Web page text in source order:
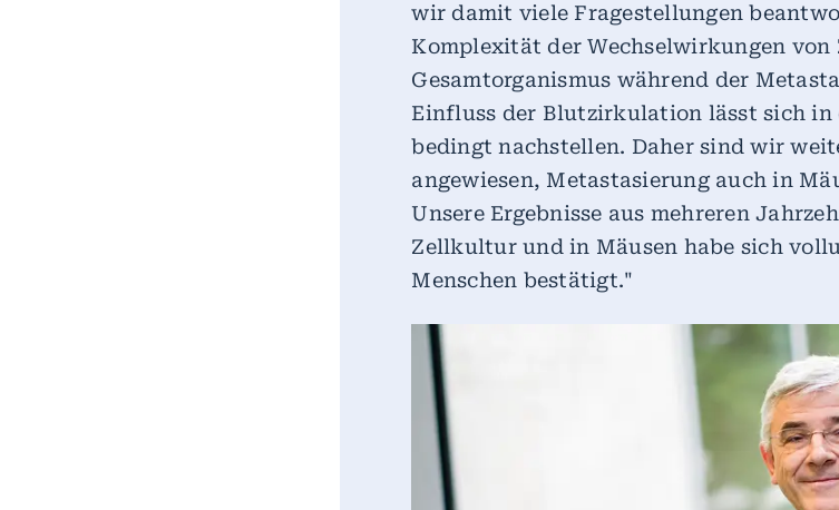
wir damit viele Fragestellungen
Komplexität der Wechselwirkungen von
Gesamtorganismus während der
Einfluss der Blutzirkulation lässt sich
bedingt nachstellen. Daher sind wir
angewiesen, Metastasierung auch in
Unsere Ergebnisse aus mehreren
Zellkultur und in Mäusen habe sich
Menschen bestätigt."